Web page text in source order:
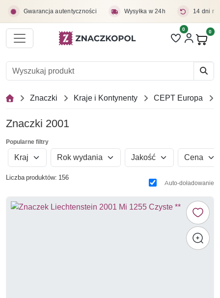
Gwarancja autentyczności Wysyłka w 24h 14 dni
Liczba pozycji
0 0
Znaczki Kraje i Kontynenty CEPT Europa
Znaczki 2001
Popularne filtry
Kraj Rok wydania Jakość Cena
Liczba produktów: 156
Auto-doładowanie